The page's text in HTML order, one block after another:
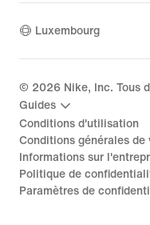
Luxembourg
© 2026 Nike, Inc. Tous
Guides
Conditions d'utilisation
Conditions générales de
Informations sur
Politique de
Paramètres de